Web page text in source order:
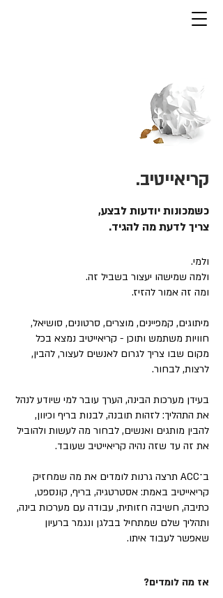
קריאייטיב.
כשמכונות יודעות לבצע,
צריך לדעת מה להגיד.
ולמי.
ולמה שמישהו יעצור בשביל זה.
ומה זה אמור להזיז.
מיתוגים, קמפיינים, מוצרים, סרטונים, סושיאל,
חוויות משתמש ותוכן - קריאייטיב נמצא בכל
מקום שבו צריך לגרום לאנשים לעצור, להבין,
לרצות, לבחור.
בעידן מערכות הבינה, הערך עובר למי שיודע לנהל
את התהליך: לזהות תובנה, לבנות בריף וכיוון,
להבין מותגים ואנשים, לבחור מה לעשות ולהוביל
את זה עד שזה נהיה קריאייטיב שעובד.
ב־ACC תרצה גרנות לומדים את מה שמחזיק
קריאייטיב באמת: אסטרטגיה, בריף, קונספט,
כתיבה, חשיבה חזותית, עבודה עם מערכות בינה,
ותהליך שלם שמתחיל בבלגן ונגמר ברעיון
שאפשר לעבוד איתו.
אז מה לומדים?